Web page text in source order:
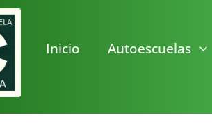
Inicio Autoescuelas